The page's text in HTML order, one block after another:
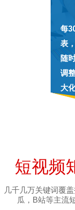
每
表
随
调
大
短视频
几千几万关键词覆
瓜，B站等主流